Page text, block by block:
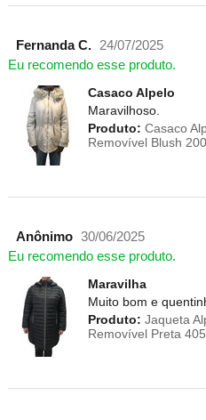
Fernanda C. 24/07/2025
Eu recomendo esse produto.
Casaco Alpelo
Maravilhoso.
Produto: Casaco
Removível Blush
Anônimo 30/06/2025
Eu recomendo esse produto.
Maravilha
Muito bom e
Produto: Jaqueta
Removível Preta